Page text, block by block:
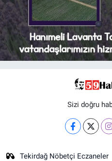
Sizi doğru
Tekirdağ Nöbetçi Eczaneler